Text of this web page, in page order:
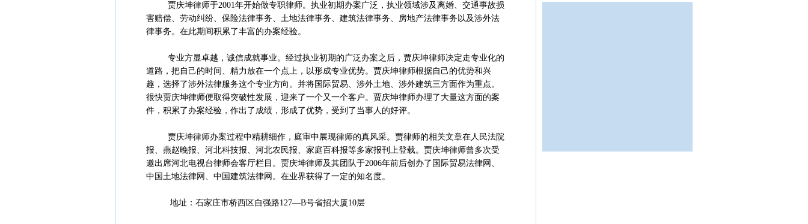
贾庆坤律师于2001年开始做专职律师。执业初期办案广泛，执业领域涉及离婚、交通事故损
害赔偿、劳动纠纷、保险法律事务、土地法律事务、建筑法律事务、房地产法律事务以及涉外法
律事务。在此期间积累了丰富的办案经验。
专业方显卓越，诚信成就事业。经过执业初期的广泛办案之后，贾庆坤律师决定走专业化的
道路，把自己的时间、精力放在一个点上，以形成专业优势。贾庆坤律师根据自己的优势和兴
趣，选择了涉外法律服务这个专业方向。并将国际贸易、涉外土地、涉外建筑三方面作为重点。
很快贾庆坤律师便取得突破性发展，迎来了一个又一个客户。贾庆坤律师办理了大量这方面的案
件，积累了办案经验，作出了成绩，形成了优势，受到了当事人的好评。
贾庆坤律师办案过程中精耕细作，庭审中展现律师的真风采。贾律师的相关文章在人民法院
报、燕赵晚报、河北科技报、河北农民报、家庭百科报等多家报刊上登载。贾庆坤律师曾多次受
邀出席河北电视台律师会客厅栏目。贾庆坤律师及其团队于2006年前后创办了国际贸易法律网、
中国土地法律网、中国建筑法律网。在业界获得了一定的知名度。
地址：石家庄市桥西区自强路127—B号省招大厦10层